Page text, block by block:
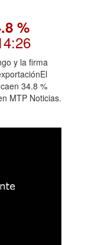
%
y la firma
34.8 %
MTP Noticias.